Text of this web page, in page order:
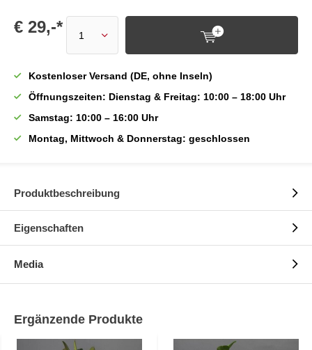
€ 29,-*
Kostenloser Versand (DE, ohne Inseln)
Öffnungszeiten: Dienstag & Freitag: 10:00 – 18:00 Uhr
Samstag: 10:00 – 16:00 Uhr
Montag, Mittwoch & Donnerstag: geschlossen
Produktbeschreibung
Eigenschaften
Media
Ergänzende Produkte